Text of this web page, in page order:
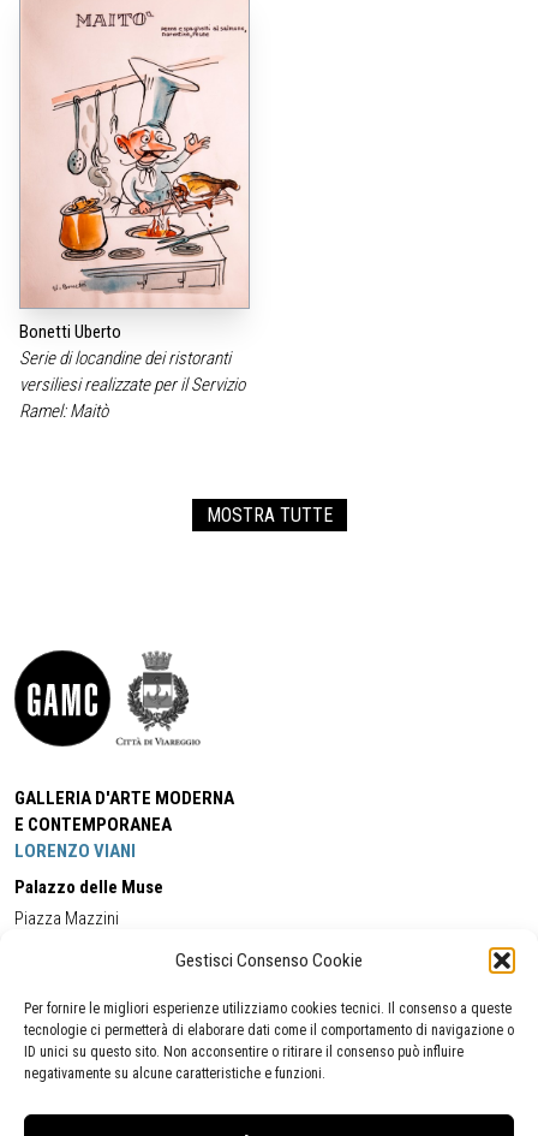
Gestisci Consenso Cookie
Per fornire le migliori esperienze utilizziamo cookies tecnici. Il consenso a queste
tecnologie ci permetterà di elaborare dati come il comportamento di navigazione o
ID unici su questo sito. Non acconsentire o ritirare il consenso può influire
negativamente su alcune caratteristiche e funzioni.
Bonetti Uberto
Serie di locandine dei ristoranti
versiliesi realizzate per il Servizio
Ramel: Maitò
MOSTRA TUTTE
GALLERIA D'ARTE MODERNA
E CONTEMPORANEA
LORENZO VIANI
Palazzo delle Muse
Piazza Mazzini
Cell:+39 338 5714978 (orario apertura Galleria)
Tel:
+39 0584 944580
(orario 09.00/13.00)
Email:gamc@comune.viareggio.lu.it
Segnalazione di inaccessibilità